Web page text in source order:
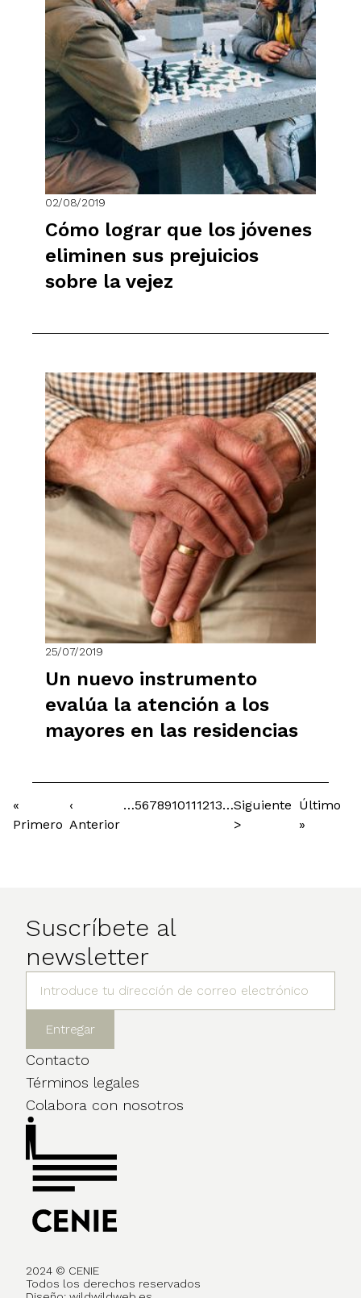
02/08/2019
Cómo lograr que los jóvenes
eliminen sus prejuicios
sobre la vejez
25/07/2019
Un nuevo instrumento
evalúa la atención a los
mayores en las residencias
Paginación
Primera
página
«
Primero
Página
anterior
‹
Anterior
…Página
5Página
6Página
7Página
8Página
9Página
10Página
11Página
12Página
13…Siguiente
página
Siguiente
>
Última
página
Último
»
Suscríbete al
newsletter
Contacto
Términos legales
Colabora con nosotros
2024 © CENIE
Todos los derechos reservados